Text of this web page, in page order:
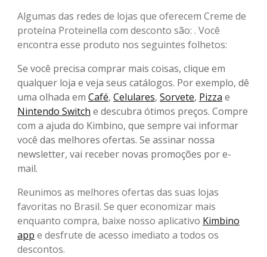
Algumas das redes de lojas que oferecem Creme de
proteína Proteinella com desconto são: . Você
encontra esse produto nos seguintes folhetos:
Se você precisa comprar mais coisas, clique em
qualquer loja e veja seus catálogos. Por exemplo, dê
uma olhada em Café, Celulares, Sorvete, Pizza e
Nintendo Switch e descubra ótimos preços. Compre
com a ajuda do Kimbino, que sempre vai informar
você das melhores ofertas. Se assinar nossa
newsletter, vai receber novas promoções por e-
mail.
Reunimos as melhores ofertas das suas lojas
favoritas no Brasil. Se quer economizar mais
enquanto compra, baixe nosso aplicativo Kimbino
app e desfrute de acesso imediato a todos os
descontos.